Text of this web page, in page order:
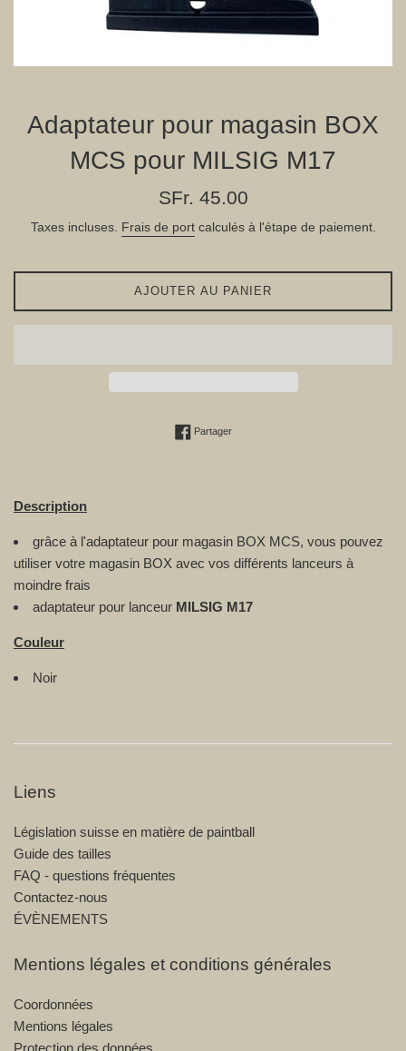
Adaptateur pour magasin BOX
MCS pour MILSIG M17
Prix
SFr. 45.00
Taxes incluses. Frais de portcalculés à l'étape de paiement.
AJOUTER AU PANIER
PartagerPartager sur Facebook
Description
grâce à l'adaptateur pour magasin BOX MCS, vous pouvez
utiliser votre magasin BOX avec vos différents lanceurs à
moindre frais
adaptateur pour lanceur MILSIG M17
Couleur
Noir
Liens
Législation suisse en matière de paintball
Guide des tailles
FAQ - questions fréquentes
Contactez-nous
ÉVÈNEMENTS
Mentions légales et conditions générales
Coordonnées
Mentions légales
Protection des données